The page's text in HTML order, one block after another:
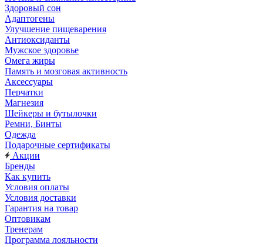
Здоровый сон
Адаптогены
Улучшение пищеварения
Антиоксиданты
Мужское здоровье
Омега жиры
Память и мозговая активность
Аксессуары
Перчатки
Магнезия
Шейкеры и бутылочки
Ремни, Бинты
Одежда
Подарочные сертификаты
Акции
Бренды
Как купить
Условия оплаты
Условия доставки
Гарантия на товар
Оптовикам
Тренерам
Программа лояльности